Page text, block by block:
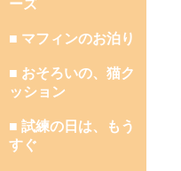
ーズ
■ マフィンのお泊り
■ おそろいの、猫ク
ッション
■ 試練の日は、もう
すぐ